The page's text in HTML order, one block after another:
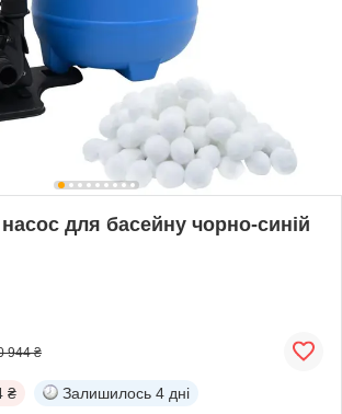
для басейну чорно-синій
944 ₴
₴ Залишилось 4 дні